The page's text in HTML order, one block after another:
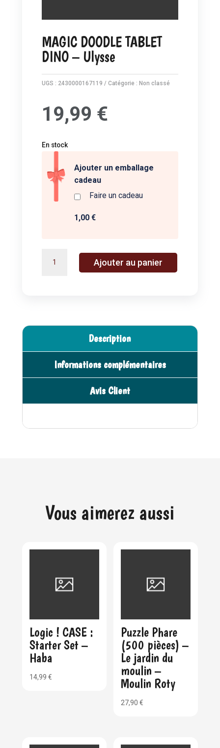
MAGIC DOODLE TABLET
DINO – Ulysse
UGS : 2430000167119 Catégorie : Non classé
19,99 €
En stock
Ajouter un emballage
cadeau
Faire un cadeau
1,00 €
-
Ajouter au panier
A
i
e
Description
Informations complémentaires
Avis Client
Vous aimerez aussi
Logic ! CASE :
Starter Set –
Haba
14,99 €
Puzzle Phare
(500 pièces) –
Le jardin du
moulin –
Moulin Roty
27,90€